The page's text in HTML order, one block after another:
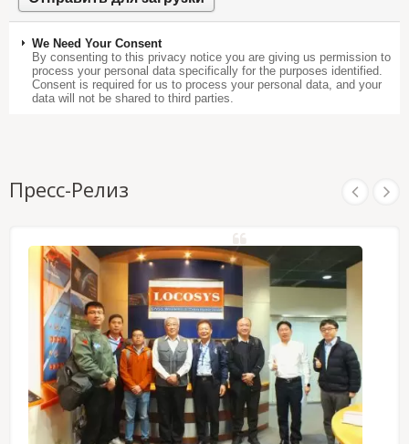
We Need Your Consent
By consenting to this privacy notice you are giving us permission to
process your personal data specifically for the purposes identified.
Consent is required for us to process your personal data, and your
data will not be shared to third parties.
Пресс-Релиз